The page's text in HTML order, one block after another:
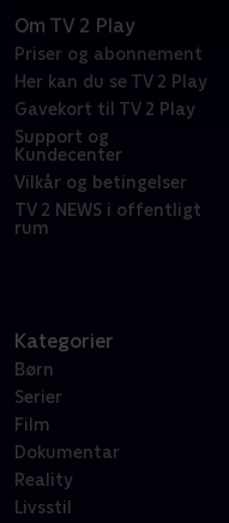
Om TV 2 Play
Priser og abonnement
Her kan du se TV 2 Play
Gavekort til TV 2 Play
Support og
Kundecenter
Vilkår og betingelser
TV 2 NEWS i offentligt
rum
Kategorier
Børn
Serier
Film
Dokumentar
Reality
Livsstil